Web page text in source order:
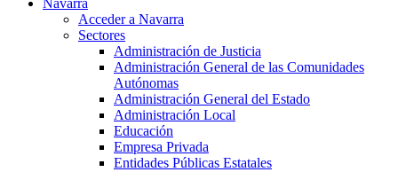
Navarra
Acceder a Navarra
Sectores
Administración de Justicia
Administración General de las Comunidades
Autónomas
Administración General del Estado
Administración Local
Educación
Empresa Privada
Entidades Públicas Estatales